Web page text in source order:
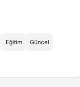
Eğitim Güncel